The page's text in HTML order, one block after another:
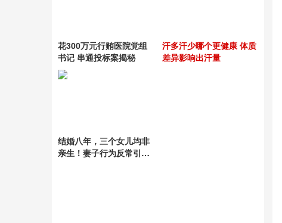
花300万元行贿医院党组
书记 串通投标案揭秘
汗多汗少哪个更健康 体质
差异影响出汗量
结婚八年，三个女儿均非
亲生！妻子行为反常引疑